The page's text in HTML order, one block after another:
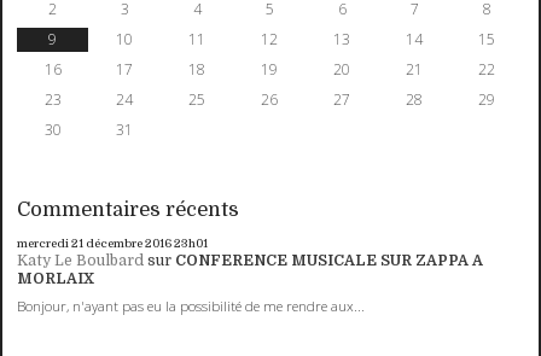
2
3 4 5 6 7
8
9
10 11 12 13 14
15
16
17 18 19 20 21
22
23
24 25 26 27 28
29
30
31
Commentaires récents
mercredi 21 décembre 201623h01
Katy Le Boulbard sur CONFERENCE MUSICALE SUR ZAPPA A
MORLAIX
Bonjour, n'ayant pas eu la possibilité de me rendre aux...